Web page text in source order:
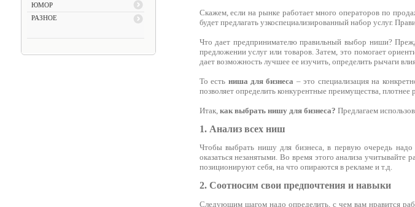
ЮМОР
РАЗНОЕ
Скажем, если на рынке работает много операторов по
будет предлагать узкоспециализированный набор услуг.
Что дает предпринимателю правильный выбор ниши?
предложении услуг или товаров. Затем, это помогает
дает возможность лучшее ее изучить, определить рычаги
То есть ниша для бизнеса – это специализация на
позволяет определить конкурентные преимущества, плотнее
Итак, как выбрать нишу для бизнеса? Предлагаем
1. Анализ всех ниш
Чтобы выбрать нишу для бизнеса, в первую очередь надо
оказаться незанятыми. Во время этого анализа учитывайте
позиционируют себя, на что опираются в рекламе и т.д.
2. Соотносим свои предпочтения и навыки
Следующим шагом надо определить, с чем вам нравится